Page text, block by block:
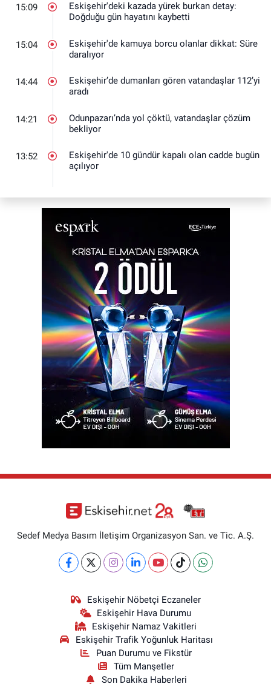
15:09
Eskişehir'deki kazada yürek burkan detay:
Doğduğu gün hayatını kaybetti
15:04
Eskişehir'de kamuya borcu olanlar dikkat: Süre
daralıyor
14:44
Eskişehir’de dumanları gören vatandaşlar 112’yi
aradı
14:21
Odunpazarı’nda yol çöktü, vatandaşlar çözüm
bekliyor
13:52
Eskişehir'de 10 gündür kapalı olan cadde bugün
açılıyor
Sedef Medya Basım İletişim Organizasyon San. ve Tic. A.Ş.
Eskişehir Nöbetçi Eczaneler
Eskişehir Hava Durumu
Eskişehir Namaz Vakitleri
Eskişehir Trafik Yoğunluk Haritası
Puan Durumu ve Fikstür
Tüm Manşetler
Son Dakika Haberleri